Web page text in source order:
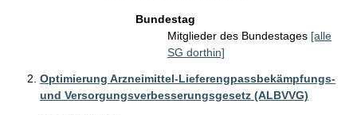
Bundestag
Mitglieder des Bundestages [alle
SG dorthin]
Optimierung Arzneimittel-Lieferengpassbekämpfungs-
und Versorgungsverbesserungsgesetz (ALBVVG)